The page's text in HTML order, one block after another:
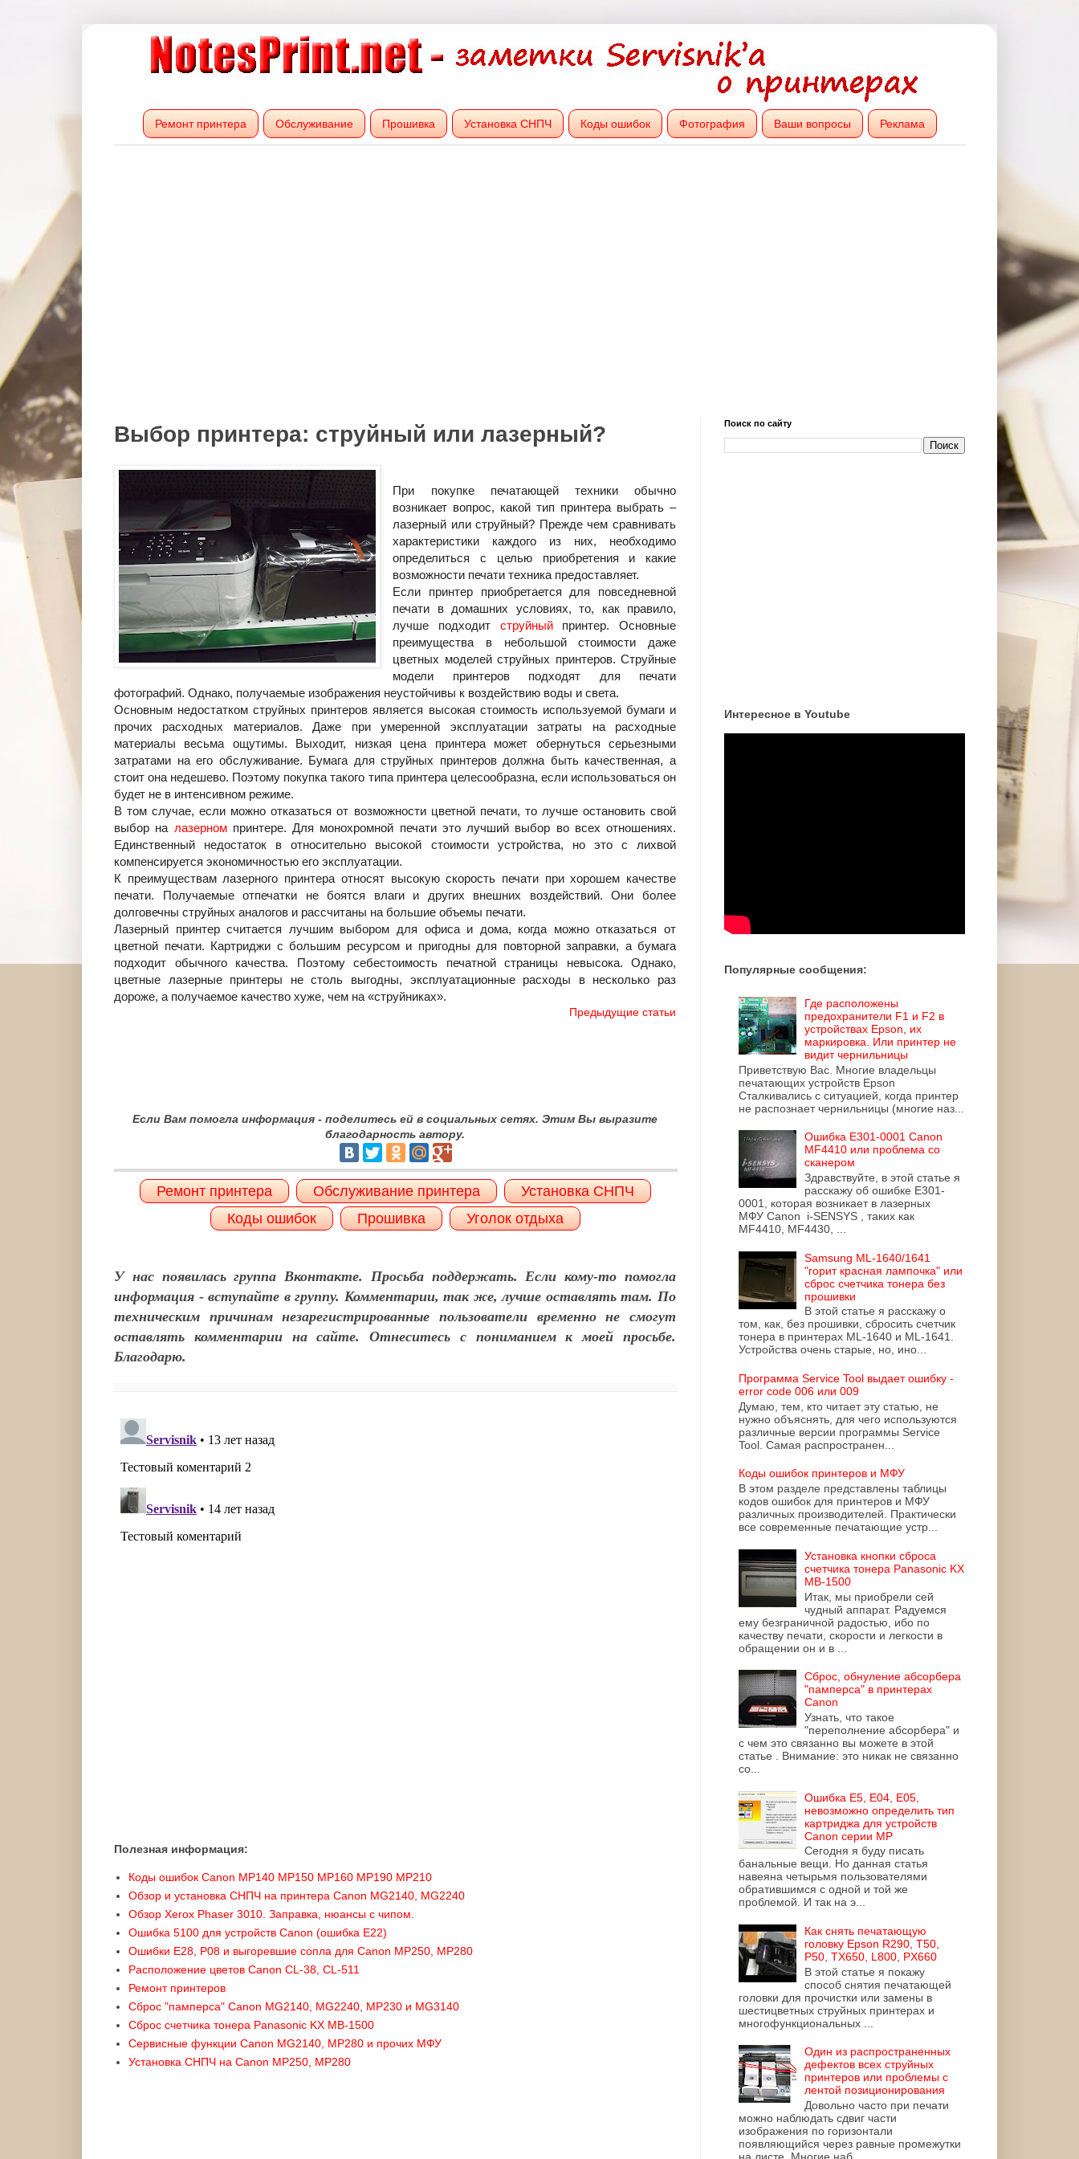
Ремонт принтера Обслуживание Прошивка Установка СНПЧ Коды ошибок Фотография Ваши вопросы Реклама
Выбор принтера: струйный или лазерный?
При покупке печатающей техники обычно
возникает вопрос, какой тип принтера выбрать –
лазерный или струйный? Прежде чем сравнивать
характеристики каждого из них, необходимо
определиться с целью приобретения и какие
возможности печати техника предоставляет.
Если принтер приобретается для повседневной
печати в домашних условиях, то, как правило,
лучше подходит струйныйпринтер. Основные
преимущества в небольшой стоимости даже
цветных моделей струйных принтеров. Струйные
модели принтеров подходят для печати
фотографий. Однако, получаемые изображения неустойчивы к воздействию воды и света.
Основным недостатком струйных принтеров является высокая стоимость используемой бумаги и
прочих расходных материалов. Даже при умеренной эксплуатации затраты на расходные
материалы весьма ощутимы. Выходит, низкая цена принтера может обернуться серьезными
затратами на его обслуживание. Бумага для струйных принтеров должна быть качественная, а
стоит она недешево. Поэтому покупка такого типа принтера целесообразна, если использоваться он
будет не в интенсивном режиме.
В том случае, если можно отказаться от возможности цветной печати, то лучше остановить свой
выбор на лазерномпринтере. Для монохромной печати это лучший выбор во всех отношениях.
Единственный недостаток в относительно высокой стоимости устройства, но это с лихвой
компенсируется экономичностью его эксплуатации.
К преимуществам лазерного принтера относят высокую скорость печати при хорошем качестве
печати. Получаемые отпечатки не боятся влаги и других внешних воздействий. Они более
долговечны струйных аналогов и рассчитаны на большие объемы печати.
Лазерный принтер считается лучшим выбором для офиса и дома, когда можно отказаться от
цветной печати. Картриджи с большим ресурсом и пригодны для повторной заправки, а бумага
подходит обычного качества. Поэтому себестоимость печатной страницы невысока. Однако,
цветные лазерные принтеры не столь выгодны, эксплуатационные расходы в несколько раз
дороже, а получаемое качество хуже, чем на «струйниках».
Предыдущие статьи
Если Вам помогла информация - поделитесь ей в социальных сетях. Этим Вы выразите
благодарность автору.
Ремонт принтера Обслуживание принтера
Установка СНПЧ
Коды ошибок
Прошивка Уголок отдыха
У нас появилась группа Вконтакте. Просьба поддержать. Если кому-то помогла
информация - вступайте в группу. Комментарии, так же, лучше оставлять там. По
техническим причинам незарегистрированные пользователи временно не смогут
оставлять комментарии на сайте. Отнеситесь с пониманием к моей просьбе.
Благодарю.
Полезная информация:
Коды ошибок Canon MP140 MP150 MP160 MP190 MP210
Обзор и установка СНПЧ на принтера Canon MG2140, MG2240
Обзор Xerox Phaser 3010. Заправка, нюансы с чипом.
Ошибка 5100 для устройств Canon (ошибка E22)
Ошибки E28, P08 и выгоревшие сопла для Canon MP250, MP280
Расположение цветов Canon CL-38, CL-511
Ремонт принтеров
Сброс "памперса" Canon MG2140, MG2240, MP230 и MG3140
Сброс счетчика тонера Panasonic KX MB-1500
Сервисные функции Canon MG2140, MP280 и прочих МФУ
Установка СНПЧ на Canon MP250, MP280
Поиск по сайту
Интересное в Youtube
Популярные сообщения:
Где расположены
предохранители F1 и F2 в
устройствах Epson, их
маркировка. Или принтер не
видит чернильницы
Приветствую Вас. Многие владельцы
печатающих устройств Epson
Сталкивались с ситуацией, когда принтер
не распознает чернильницы (многие наз...
Ошибка E301-0001 Canon
MF4410 или проблема со
сканером
Здравствуйте, в этой статье я
расскажу об ошибке E301-
0001, которая возникает в лазерных
МФУ Canon i-SENSYS , таких как
MF4410, MF4430, ...
Samsung ML-1640/1641
"горит красная лампочка" или
сброс счетчика тонера без
прошивки
В этой статье я расскажу о
том, как, без прошивки, сбросить счетчик
тонера в принтерах ML-1640 и ML-1641.
Устройства очень старые, но, ино...
Программа Service Tool выдает ошибку -
error code 006 или 009
Думаю, тем, кто читает эту статью, не
нужно объяснять, для чего используются
различные версии программы Service
Tool. Самая распространен...
Коды ошибок принтеров и МФУ
В этом разделе представлены таблицы
кодов ошибок для принтеров и МФУ
различных производителей. Практически
все современные печатающие устр...
Установка кнопки сброса
счетчика тонера Panasonic KX
MB-1500
Итак, мы приобрели сей
чудный аппарат. Радуемся
ему безграничной радостью, ибо по
качеству печати, скорости и легкости в
обращении он и в ...
Сброс, обнуление абсорбера
"памперса" в принтерах
Canon
Узнать, что такое
"переполнение абсорбера" и
с чем это связанно вы можете в этой
статье . Внимание: это никак не связанно
со...
Ошибка E5, E04, E05,
невозможно определить тип
картриджа для устройств
Canon серии MP
Сегодня я буду писать
банальные вещи. Но данная статья
навеяна четырьмя пользователями
обратившимся с одной и той же
проблемой. И так на э...
Как снять печатающую
головку Epson R290, T50,
P50, TX650, L800, PX660
В этой статье я покажу
способ снятия печатающей
головки для прочистки или замены в
шестицветных струйных принтерах и
многофункциональных ...
Один из распространенных
дефектов всех струйных
принтеров или проблемы с
лентой позиционирования
Довольно часто при печати
можно наблюдать сдвиг части
изображения по горизонтали
появляющийся через равные промежутки